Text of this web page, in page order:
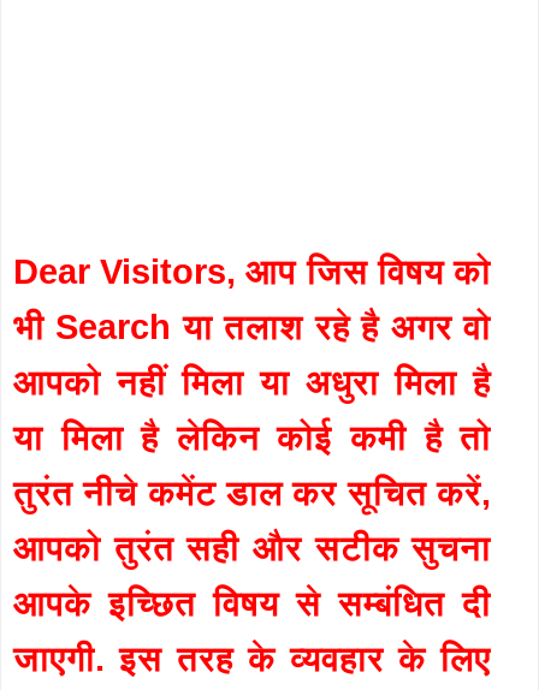
Dear Visitors, आप जिस विषय को
भी Search या तलाश रहे है अगर वो
आपको नहीं मिला या अधुरा मिला है
या मिला है लेकिन कोई कमी है तो
तुरंत नीचे कमेंट डाल कर सूचित करें,
आपको तुरंत सही और सटीक सुचना
आपके इच्छित विषय से सम्बंधित दी
जाएगी. इस तरह के व्यवहार के लिए